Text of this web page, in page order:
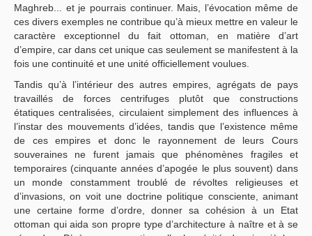
Maghreb... et je pourrais continuer. Mais, l’évocation même de
ces divers exemples ne contribue qu’à mieux mettre en valeur le
caractère exceptionnel du fait ottoman, en matière d’art
d’empire, car dans cet unique cas seulement se manifestent à la
fois une continuité et une unité officiellement voulues.
Tandis qu’à l’intérieur des autres empires, agrégats de pays
travaillés de forces centrifuges plutôt que constructions
étatiques centralisées, circulaient simplement des influences à
l’instar des mouvements d’idées, tandis que l’existence même
de ces empires et donc le rayonnement de leurs Cours
souveraines ne furent jamais que phénomènes fragiles et
temporaires (cinquante années d’apogée le plus souvent) dans
un monde constamment troublé de révoltes religieuses et
d’invasions, on voit une doctrine politique consciente, animant
une certaine forme d’ordre, donner sa cohésion à un Etat
ottoman qui aida son propre type d’architecture à naître et à se